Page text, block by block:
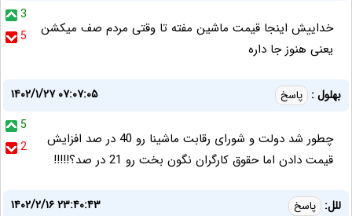
3
5
خداييش اينجا قيمت ماشين مفته تا وقتى مردم صف ميكشن
يعنى هنوز جا داره
بهلول : پاسخ
۱۴۰۲/۱/۲۷ ۰۷:۰۷:۰۵
5
2
چطور شد دولت و شورای رقابت ماشینا رو 40 در صد افزایش
قیمت دادن اما حقوق کارگران نگون بخت رو 21 در صد؟!!!!!
للل: پاسخ
۱۴۰۲/۲/۱۶ ۲۳:۴۰:۴۳